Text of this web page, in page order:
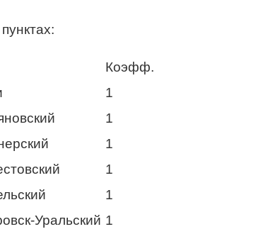
Коэфф.
1
1
1
1
1
Уральский 1